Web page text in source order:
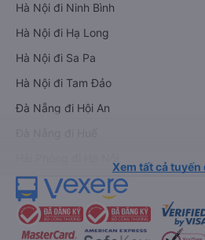
Hà Nội đi Ninh Bình
Hà Nội đi Hạ Long
Hà Nội đi Sa Pa
Hà Nội đi Tam Đảo
Đà Nẵng đi Hội An
Xem tất cả